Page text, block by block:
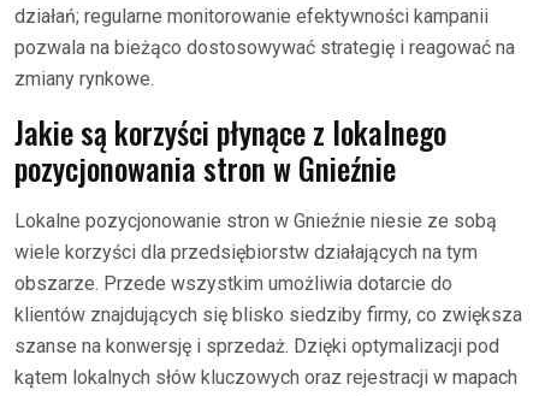
działań; regularne monitorowanie efektywności kampanii
pozwala na bieżąco dostosowywać strategię i reagować na
zmiany rynkowe.
Jakie są korzyści płynące z lokalnego
pozycjonowania stron w Gnieźnie
Lokalne pozycjonowanie stron w Gnieźnie niesie ze sobą
wiele korzyści dla przedsiębiorstw działających na tym
obszarze. Przede wszystkim umożliwia dotarcie do
klientów znajdujących się blisko siedziby firmy, co zwiększa
szanse na konwersję i sprzedaż. Dzięki optymalizacji pod
kątem lokalnych słów kluczowych oraz rejestracji w mapach